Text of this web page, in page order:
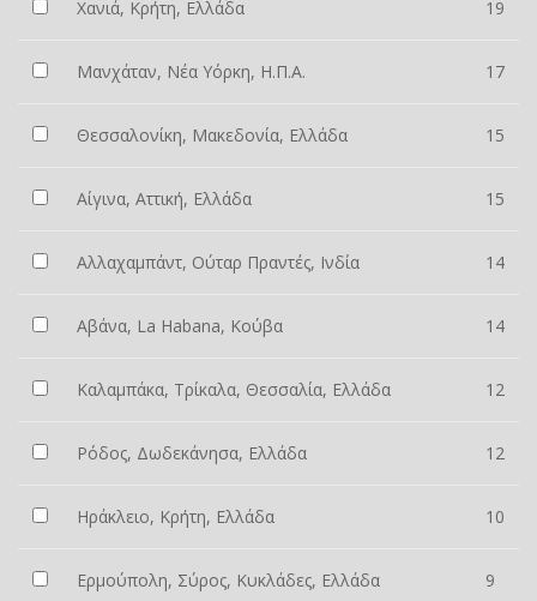
Χανιά, Κρήτη, Ελλάδα 19
Μανχάταν, Νέα Υόρκη, Η.Π.Α. 17
Θεσσαλονίκη, Μακεδονία, Ελλάδα 15
Αίγινα, Αττική, Ελλάδα 15
Αλλαχαμπάντ, Ούταρ Πραντές, Ινδία 14
Αβάνα, La Habana, Κούβα 14
Καλαμπάκα, Τρίκαλα, Θεσσαλία, Ελλάδα 12
Ρόδος, Δωδεκάνησα, Ελλάδα 12
Ηράκλειο, Κρήτη, Ελλάδα 10
Ερμούπολη, Σύρος, Κυκλάδες, Ελλάδα 9